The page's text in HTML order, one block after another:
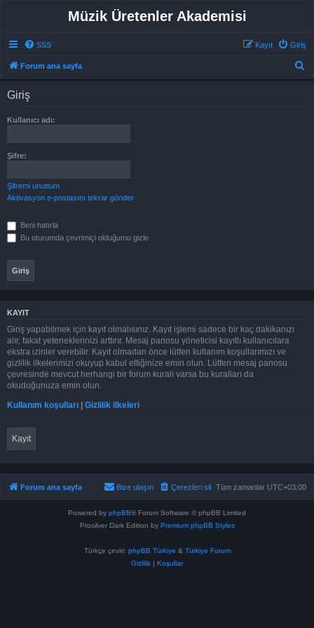
Müzik Üretenler Akademisi
SSS Giriş
Kayıt
Forum ana sayfa
Giriş
Kullanıcı adı:
Şifre:
Şifremi unuttum
Aktivasyon e-postasını tekrar gönder
Beni hatırla
Bu oturumda çevrimiçi olduğumu gizle
KAYIT
Giriş yapabilmek için kayıt olmalısınız. Kayıt işlemi sadece bir kaç dakikanızı
alır, fakat yeteneklerinizi arttırır. Mesaj panosu yöneticisi kayıtlı kullanıcılara
ekstra izinler verebilir. Kayıt olmadan önce lütfen kullanım koşullarımızı ve
gizlilik ilkelerimizi okuyup kabul ettiğinize emin olun. Lütfen mesaj panosu
çevresinde mevcut herhangi bir forum kuralı varsa bu kuralları da
okuduğunuza emin olun.
Kullanım koşulları | Gizlilik ilkeleri
Kayıt
Forum ana sayfa Tüm zamanlar UTC+03:00
Çerezleri sil
Bize ulaşın
Powered by phpBB® Forum Software © phpBB Limited
Prosilver Dark Edition by Premium phpBB Styles
Türkçe çeviri: phpBB Türkiye & Türkiye Forum
Gizlilik | Koşullar